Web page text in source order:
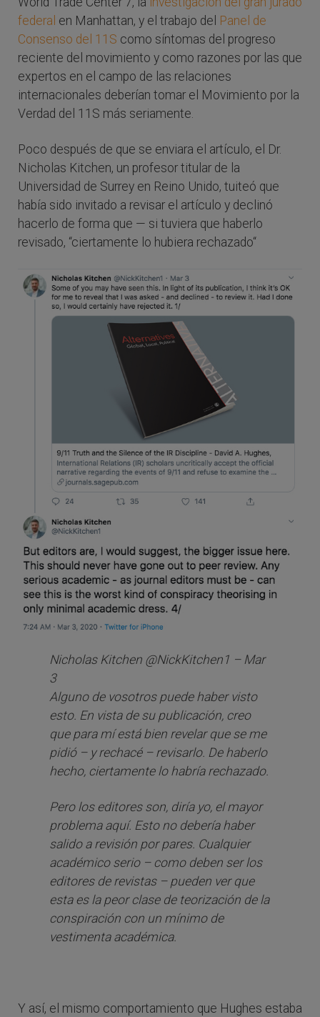
federal en Manhattan, y el trabajo del Panel de
Consenso del 11S como síntomas del progreso
reciente del movimiento y como razones por las que
expertos en el campo de las relaciones
internacionales deberían tomar el Movimiento por la
Verdad del 11S más seriamente.
Poco después de que se enviara el artículo, el Dr.
Nicholas Kitchen, un profesor titular de la
Universidad de Surrey en Reino Unido, tuiteó que
había sido invitado a revisar el artículo y declinó
hacerlo de forma que — si tuviera que haberlo
revisado, “ciertamente lo hubiera rechazado“
Nicholas Kitchen @NickKitchen1 – Mar
3
Alguno de vosotros puede haber visto
esto. En vista de su publicación, creo
que para mí está bien revelar que se me
pidió – y rechacé – revisarlo. De haberlo
hecho, ciertamente lo habría rechazado.
Pero los editores son, diría yo, el mayor
problema aquí. Esto no debería haber
salido a revisión por pares. Cualquier
académico serio – como deben ser los
editores de revistas – pueden ver que
esta es la peor clase de teorización de la
conspiración con un mínimo de
vestimenta académica.
Y así, el mismo comportamiento que Hughes estaba